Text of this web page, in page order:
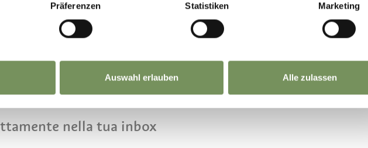
Präferenzen Statistiken Marketing
Auswahl erlauben Alle zulassen
CON NOI
nella tua inbox